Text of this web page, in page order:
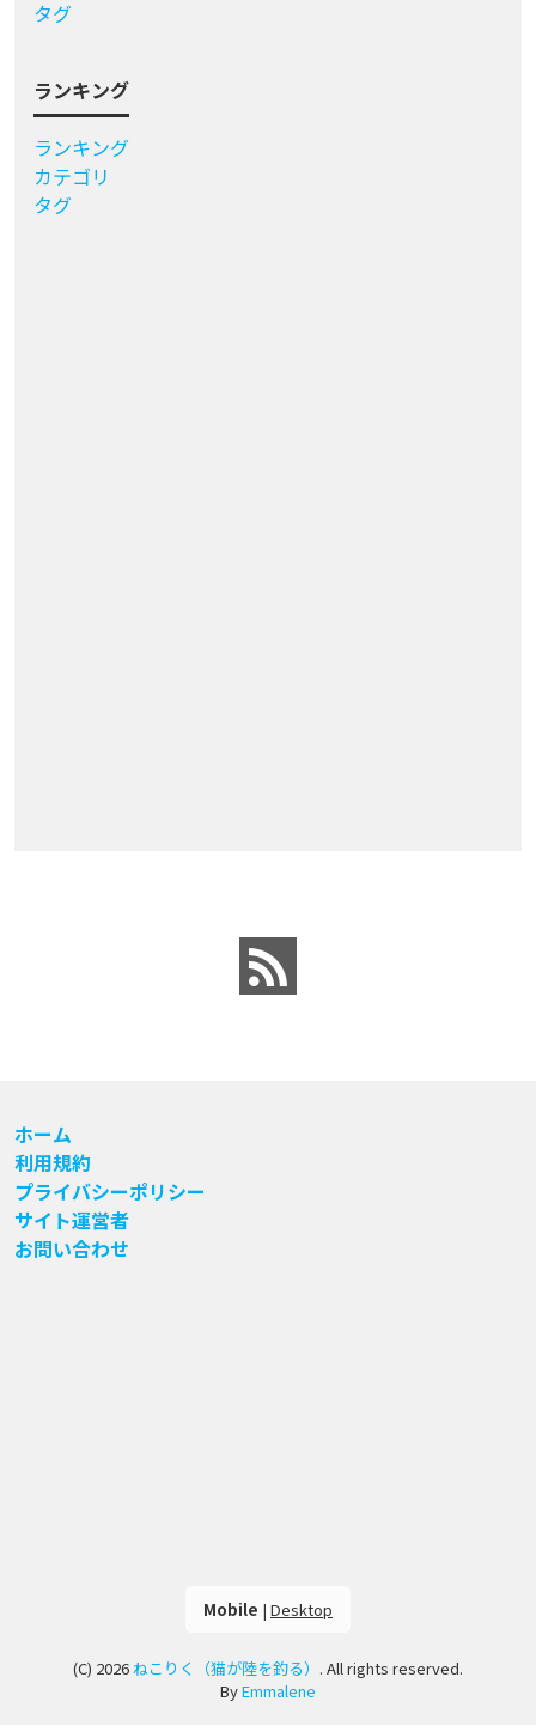
タグ
ランキング
ランキング
カテゴリ
タグ
ホーム
利用規約
プライバシーポリシー
サイト運営者
お問い合わせ
Mobile | Desktop
(C) 2026ねこりく（猫が陸を釣る） . All rights reserved.
ByEmmalene